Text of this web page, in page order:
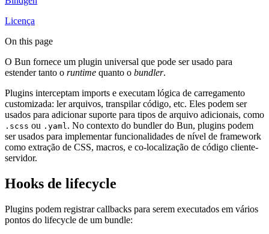
Licença
On this page
O Bun fornece um plugin universal que pode ser usado para
estender tanto o runtime quanto o bundler.
Plugins interceptam imports e executam lógica de carregamento
customizada: ler arquivos, transpilar código, etc. Eles podem ser
usados para adicionar suporte para tipos de arquivo adicionais, como
.scss ou .yaml . No contexto do bundler do Bun, plugins podem
ser usados para implementar funcionalidades de nível de framework
como extração de CSS, macros, e co-localização de código cliente-
servidor.
Hooks de lifecycle
Plugins podem registrar callbacks para serem executados em vários
pontos do lifecycle de um bundle: